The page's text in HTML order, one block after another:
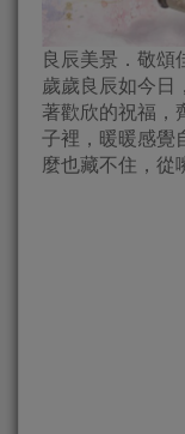
良辰美景．敬頌
歲歲良辰如今日
著歡欣的祝福，
子裡，暖暖感覺
麼也藏不住，從